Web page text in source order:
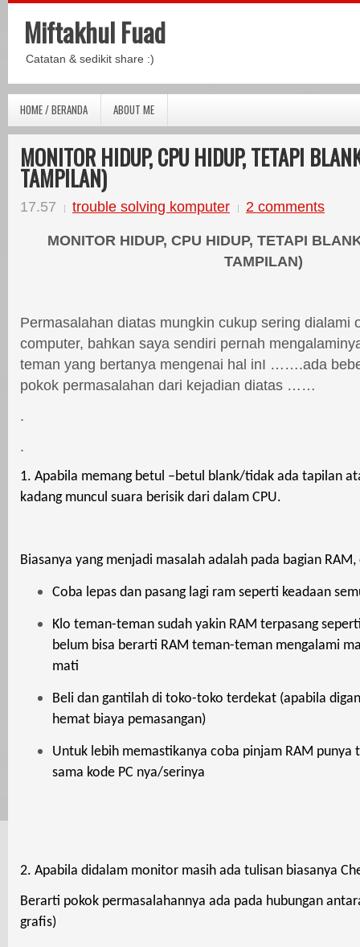
Miftakhul Fuad
Catatan & sedikit share :)
HOME / BERANDA ABOUT ME
MONITOR HIDUP, CPU HIDUP, TETAPI
TAMPILAN)
17.57 trouble solving komputer
2 comments
MONITOR HIDUP, CPU HIDUP, TETAPI
TAMPILAN)
Permasalahan diatas mungkin cukup sering dialami
computer, bahkan saya sendiri pernah
teman yang bertanya mengenai hal inI …….ada
pokok permasalahan dari kejadian diatas ……
.
.
1. Apabila memang betul –betul blank/tidak ada tapilan
kadang muncul suara berisik dari dalam CPU.
Biasanya yang menjadi masalah adalah pada bagian
Coba lepas dan pasang lagi ram seperti keadaan
Klo teman-teman sudah yakin RAM terpasang
belum bisa berarti RAM teman-teman mengalami
mati
Beli dan gantilah di toko-toko terdekat (apabila
hemat biaya pemasangan)
Untuk lebih memastikanya coba pinjam RAM punya
sama kode PC nya/serinya
2. Apabila didalam monitor masih ada tulisan biasanya
Berarti pokok permasalahannya ada pada hubungan
grafis)